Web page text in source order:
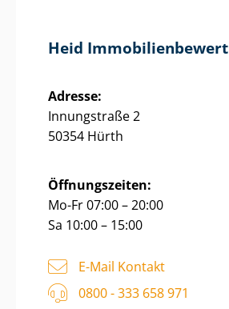
Heid
Adresse:
Innungstraße 2
50354 Hürth
Öffnungszeiten:
Mo-Fr 07:00 – 20:00
Sa 10:00 – 15:00
E-Mail Kontakt
0800 - 333 658 971